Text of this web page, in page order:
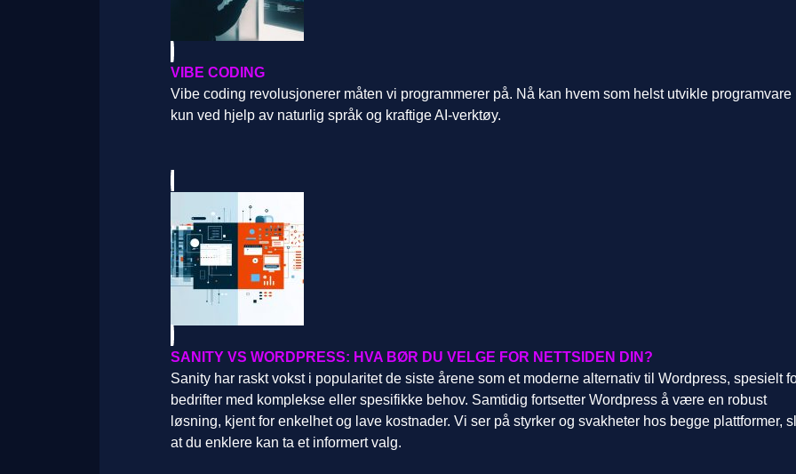
VIBE CODING
Vibe coding revolusjonerer måten vi programmerer på. Nå kan hvem som helst utvikle programvare
kun ved hjelp av naturlig språk og kraftige AI-verktøy.
SANITY VS WORDPRESS: HVA BØR DU VELGE FOR NETTSIDEN DIN?
Sanity har raskt vokst i popularitet de siste årene som et moderne alternativ til Wordpress, spesielt
bedrifter med komplekse eller spesifikke behov. Samtidig fortsetter Wordpress å være en robust
løsning, kjent for enkelhet og lave kostnader. Vi ser på styrker og svakheter hos begge plattformer,
at du enklere kan ta et informert valg.